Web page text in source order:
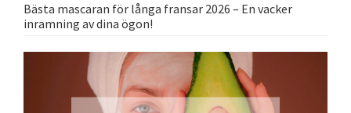
Bästa mascaran för långa fransar 2026 – En vacker
inramning av dina ögon!